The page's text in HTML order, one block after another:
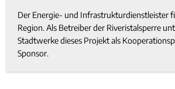
Der Energie- und Infrastrukturdienstleister
Region. Als Betreiber der Riveristalsperre
Stadtwerke dieses Projekt als
Sponsor.